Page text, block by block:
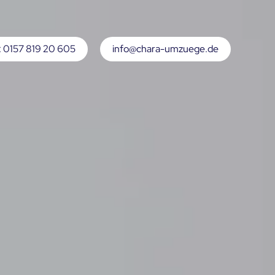
0157 819 20 605 info@chara-umzuege.de